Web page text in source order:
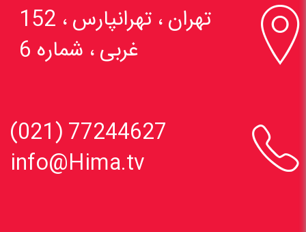

تهران ، تهرانپارس ، 152
غربی ، شماره 6

77244627 (021)
info@Hima.tv